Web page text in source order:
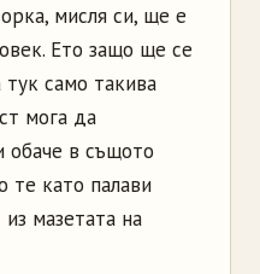
мисля си, ще е
Ето защо ще се
само такива
мога да
обаче в същото
те като палави
мазетата на